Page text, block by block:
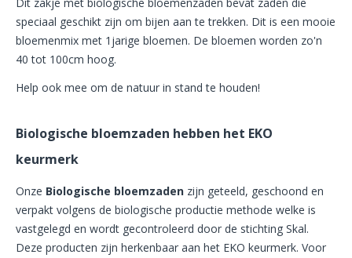
Dit zakje met biologische bloemenzaden bevat zaden die
speciaal geschikt zijn om bijen aan te trekken. Dit is een mooie
bloemenmix met 1jarige bloemen. De bloemen worden zo'n
40 tot 100cm hoog.
Help ook mee om de natuur in stand te houden!
Biologische bloemzaden hebben het EKO
keurmerk
Onze Biologische bloemzaden zijn geteeld, geschoond en
verpakt volgens de biologische productie methode welke is
vastgelegd en wordt gecontroleerd door de stichting Skal.
Deze producten zijn herkenbaar aan het EKO keurmerk. Voor